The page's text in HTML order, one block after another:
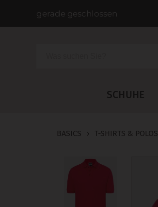
gerade geschlossen
SCHUHE
BASICS › T-SHIRTS & POLOS